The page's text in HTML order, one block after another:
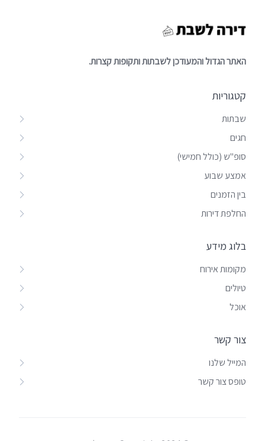
האתר הגדול והמעודכן לשבתות ותקופות קצרות.
קטגוריות
שבתות
חגים
סופ"ש (כולל חמישי)
אמצע שבוע
בין הזמנים
החלפת דירות
בלוג מידע
מקומות אירוח
טיולים
אוכל
צור קשר
המייל שלנו
טופס צור קשר